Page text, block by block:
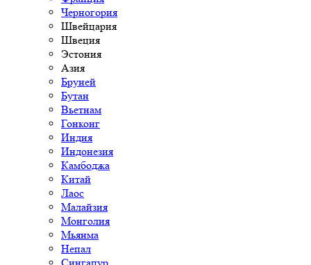
Черногория
Швейцария
Швеция
Эстония
Азия
Бруней
Бутан
Вьетнам
Гонконг
Индия
Индонезия
Камбоджа
Китай
Лаос
Малайзия
Монголия
Мьянма
Непал